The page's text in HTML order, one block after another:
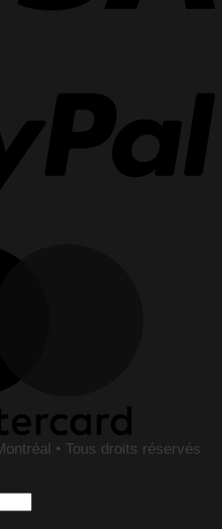
• Tous droits réservés